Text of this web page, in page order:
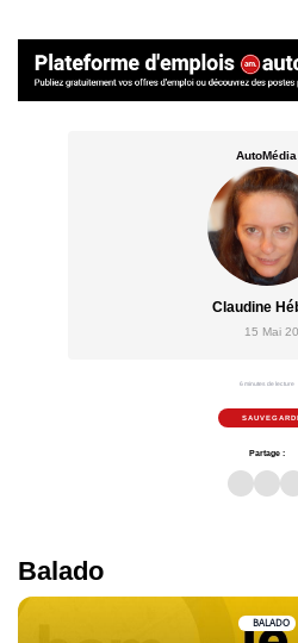
AutoMédia
Claudine
15 Mai
6 minutes de lecture
Partage :
Balado
BALADO